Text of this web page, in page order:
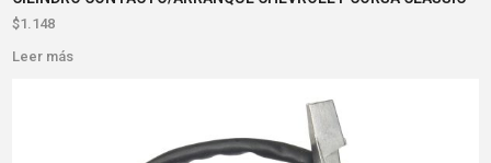
$1.148
Leer más